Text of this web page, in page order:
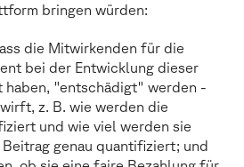
bringen würden:
die Mitwirkenden für die
bei der Entwicklung dieser
haben, "entschädigt" werden -
z. B. wie werden die
und wie viel werden sie
genau quantifiziert; und